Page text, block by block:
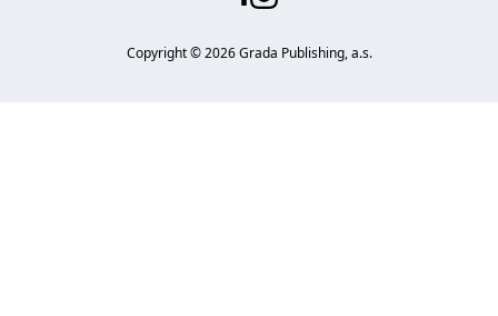
Copyright ©2026Grada Publishing, a.s.